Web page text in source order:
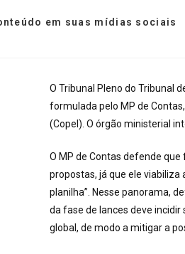
em suas mídias sociais
O Tribunal Pleno do Tribunal
formulada pelo MP de
(Copel). O órgão ministerial
O MP de Contas defende
propostas, já que ele viabiliza
planilha”. Nesse panorama,
da fase de lances deve
global, de modo a mitigar a